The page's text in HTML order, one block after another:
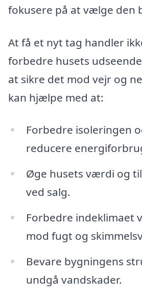
fokusere på at vælge den
At få et nyt tag handler
forbedre husets
at sikre det mod vejr og
kan hjælpe med at:
Forbedre isoleringen
reducere
Øge husets værdi og
ved salg.
Forbedre indeklimaet
mod fugt og
Bevare bygningens
undgå vandskader.